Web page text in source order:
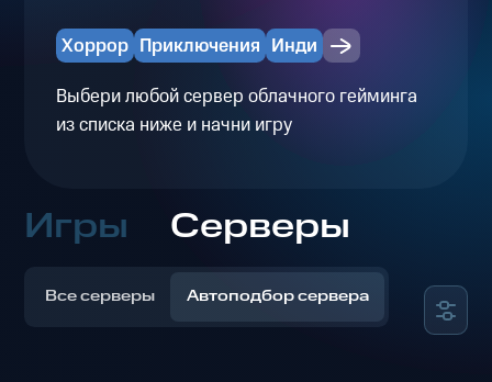
Хоррор Приключения Инди
Выбери любой сервер облачного гейминга
из списка ниже и начни игру
Игры Серверы
Все серверы Автоподбор сервера